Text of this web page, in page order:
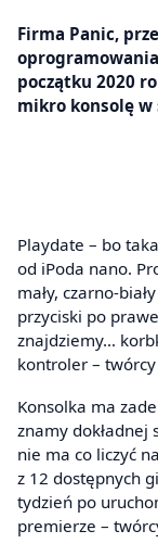
Firma Panic,
początku 2020
mikro konsolę
Playdate – bo
od iPoda nano.
mały, czarno-
przyciski po
znajdziemy…
kontroler –
Konsolka ma
znamy dokładnej
nie ma co liczyć
z 12 dostępnych
tydzień po
premierze –